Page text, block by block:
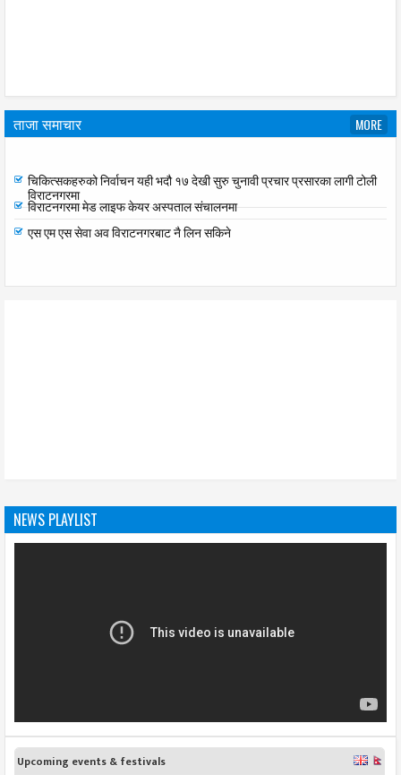
ताजा समाचार
MORE
चिकित्सकहरुको निर्वाचन यही भदौ १७ देखी सुरु चुनावी प्रचार प्रसारका लागी टोली
विराटनगरमा
विराटनगरमा मेड लाइफ केयर अस्पताल संचालनमा
एस एम एस सेवा अव विराटनगरबाट नै लिन सकिने
NEWS PLAYLIST